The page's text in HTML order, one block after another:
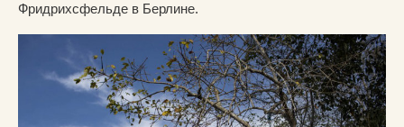
Фридрихсфельде в Берлине.